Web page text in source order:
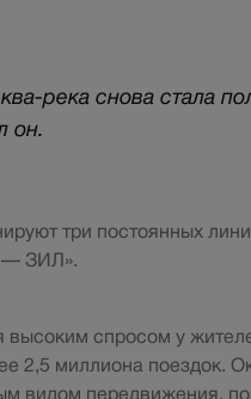
река снова стала
он.
три постоянных
— ЗИЛ».
высоким спросом у
2,5 миллиона поездок.
видом передвижения,